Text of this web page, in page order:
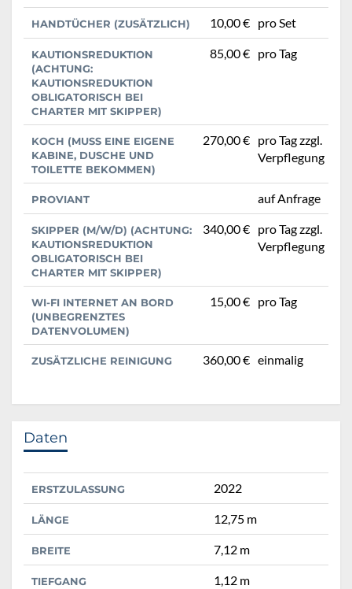
HANDTÜCHER (ZUSÄTZLICH) 10,00 € pro Set
KAUTIONSREDUKTION
(ACHTUNG:
KAUTIONSREDUKTION
OBLIGATORISCH BEI
CHARTER MIT SKIPPER)
85,00 € pro Tag
KOCH (MUSS EINE EIGENE
KABINE, DUSCHE UND
TOILETTE BEKOMMEN)
270,00 € pro Tag zzgl.
Verpflegung
PROVIANT auf Anfrage
SKIPPER (M/W/D) (ACHTUNG:
KAUTIONSREDUKTION
OBLIGATORISCH BEI
CHARTER MIT SKIPPER)
340,00 € pro Tag zzgl.
Verpflegung
WI-FI INTERNET AN BORD
(UNBEGRENZTES
DATENVOLUMEN)
15,00 € pro Tag
ZUSÄTZLICHE REINIGUNG 360,00 € einmalig
Daten
ERSTZULASSUNG 2022
LÄNGE 12,75 m
BREITE 7,12 m
TIEFGANG 1,12 m